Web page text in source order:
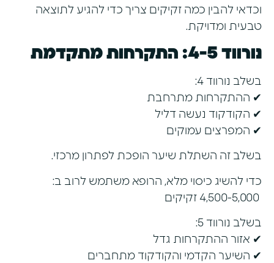
וכדאי להבין כמה זקיקים צריך כדי להגיע לתוצאה
טבעית ומדויקת.
נורווד 4-5: התקרחות מתקדמת
בשלב נורווד 4:
✔ ההתקרחות מתרחבת
✔ הקודקוד נעשה דליל
✔ המפרצים עמוקים
בשלב זה השתלת שיער הופכת לפתרון מרכזי.
כדי להשיג כיסוי מלא, הרופא משתמש לרוב ב:
בשלב נורווד 5:
✔ אזור ההתקרחות גדל
✔ השיער הקדמי והקודקוד מתחברים